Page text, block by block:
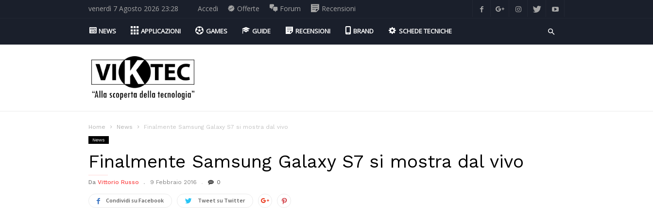
venerdì 7 Agosto 2026 23:28 Accedi Offerte Forum Recensioni
NEWS APPLICAZIONI GAMES GUIDE RECENSIONI BRAND SCHEDE TECNICHE
Viktec.net
Home News Finalmente Samsung Galaxy S7 si mostra dal vivo
News
Finalmente Samsung Galaxy S7 si mostra dal vivo
Da Vittorio Russo 9 Febbraio 2016 0
Condividi su Facebook Tweet su Twitter